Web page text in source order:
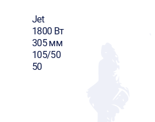
Jet
1800 Вт
305 мм
105/50
50